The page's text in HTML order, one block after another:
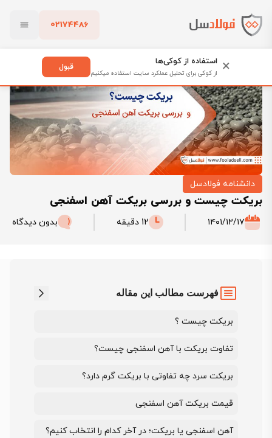
02174486
پاک کردن
فولادسل
دانشنامه فولادسل
بریکت چیست و بررسی بریکت آهن اسفنجی
۱۴۰۱/۱۲/۱۷ 12 دقیقه بدون دیدگاه
فهرست مطالب این مقاله
بریکت چیست ؟
تفاوت بریکت با آهن اسفنجی چیست؟
بریکت سرد چه تفاوتی با بریکت گرم دارد؟
قیمت بریکت آهن اسفنجی
آهن اسفنجی یا بریکت؛ در آخر کدام را انتخاب کنیم؟
× استفاده از کوکی‌ها
از کوکی برای تحلیل عملکرد سایت استفاده میکنیم
قبول